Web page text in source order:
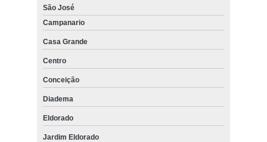
São José
Campanario
Casa Grande
Centro
Conceição
Diadema
Eldorado
Jardim Eldorado